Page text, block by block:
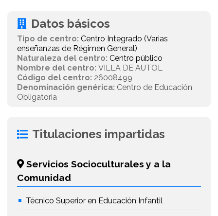
Datos básicos
Tipo de centro: Centro Integrado (Varias
enseñanzas de Régimen General)
Naturaleza del centro: Centro público
Nombre del centro: VILLA DE AUTOL
Código del centro: 26008499
Denominación genérica: Centro de Educación
Obligatoria
Titulaciones impartidas
Servicios Socioculturales y a la
Comunidad
Técnico Superior en Educación Infantil